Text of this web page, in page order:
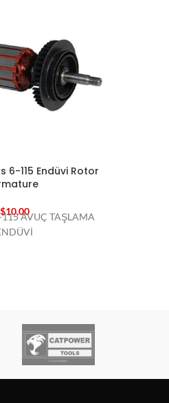
6-115 Endüvi Rotor
$10,00
115 AVUÇ TAŞLAMA